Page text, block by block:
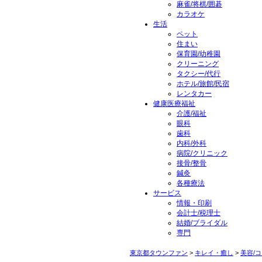
麻雀/将棋/囲碁
カラオケ
生活
ペット
住まい
保育園/幼稚園
クリーニング
タクシー/代行
ホテル/旅館/民宿
レンタカー
健康医療福祉
介護/福祉
眼科
歯科
内科/外科
病院/クリニック
接骨/整骨
鍼灸
各種療法
サービス
情報・印刷
会計士/税理士
結婚/ブライダル
専門
東京都タウンファン > キレイ・癒し > 美容/コ